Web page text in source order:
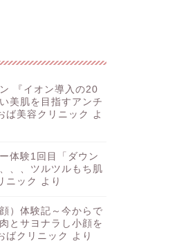
『イオン導入の20
美肌を目指すアンチ
ば美容クリニック
よ
体験1回目「ダウン
、、ツルツルもち肌
ニック より
）体験記～今からで
とサヨナラし小顔を
ばクリニック より